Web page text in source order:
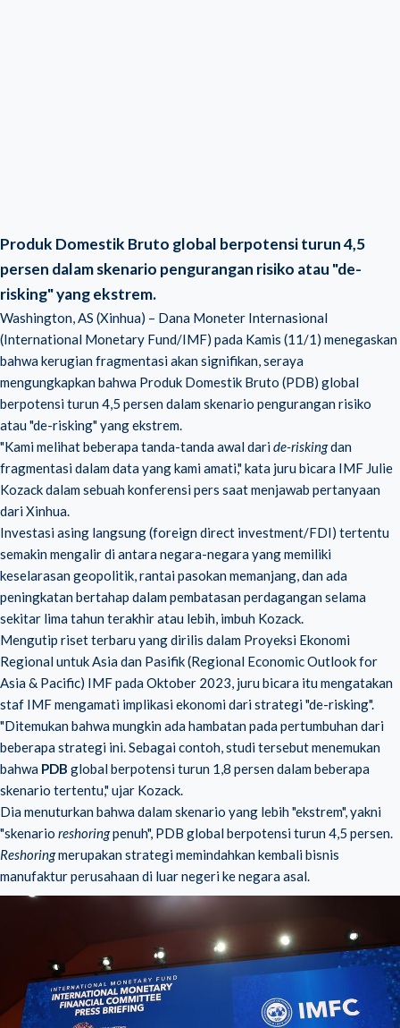
Produk Domestik Bruto global berpotensi turun 4,5
persen dalam skenario pengurangan risiko atau "de-
risking" yang ekstrem.
Washington, AS (Xinhua) – Dana Moneter Internasional
(International Monetary Fund/IMF) pada Kamis (11/1) menegaskan
bahwa kerugian fragmentasi akan signifikan, seraya
mengungkapkan bahwa Produk Domestik Bruto (PDB) global
berpotensi turun 4,5 persen dalam skenario pengurangan risiko
atau "de-risking" yang ekstrem.
"Kami melihat beberapa tanda-tanda awal daride-riskingdan
fragmentasi dalam data yang kami amati," kata juru bicara IMF Julie
Kozack dalam sebuah konferensi pers saat menjawab pertanyaan
dari Xinhua.
Investasi asing langsung (foreign direct investment/FDI) tertentu
semakin mengalir di antara negara-negara yang memiliki
keselarasan geopolitik, rantai pasokan memanjang, dan ada
peningkatan bertahap dalam pembatasan perdagangan selama
sekitar lima tahun terakhir atau lebih, imbuh Kozack.
Mengutip riset terbaru yang dirilis dalam Proyeksi Ekonomi
Regional untuk Asia dan Pasifik (Regional Economic Outlook for
Asia & Pacific) IMF pada Oktober 2023, juru bicara itu mengatakan
staf IMF mengamati implikasi ekonomi dari strategi "de-risking".
"Ditemukan bahwa mungkin ada hambatan pada pertumbuhan dari
beberapa strategi ini. Sebagai contoh, studi tersebut menemukan
bahwa PDB global berpotensi turun 1,8 persen dalam beberapa
skenario tertentu," ujar Kozack.
Dia menuturkan bahwa dalam skenario yang lebih "ekstrem", yakni
"skenario reshoringpenuh", PDB global berpotensi turun 4,5 persen.
Reshoringmerupakan strategi memindahkan kembali bisnis
manufaktur perusahaan di luar negeri ke negara asal.